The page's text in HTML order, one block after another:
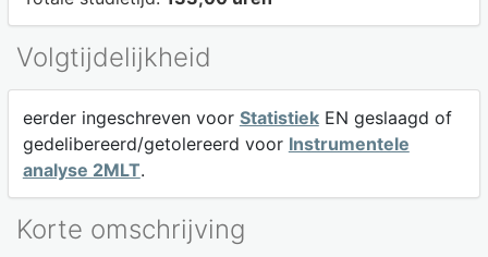
Volgtijdelijkheid
eerder ingeschreven voor StatistiekEN geslaagd of
gedelibereerd/getolereerd voor Instrumentele
analyse 2MLT.
Korte omschrijving